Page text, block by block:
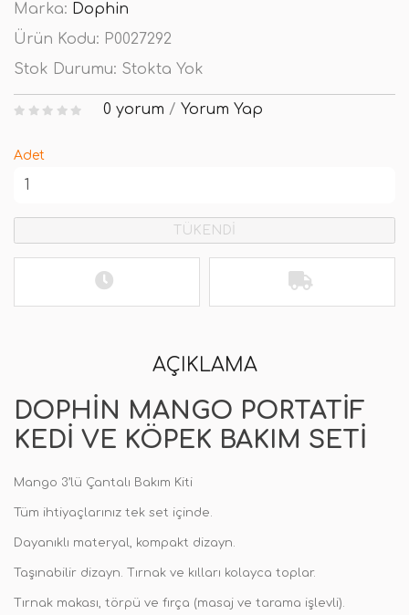
Marka: Dophin
Ürün Kodu: P0027292
Stok Durumu: Stokta Yok
0 yorum / Yorum Yap
Adet
TÜKENDİ
AÇIKLAMA
DOPHIN MANGO PORTATIF
KEDI VE KÖPEK BAKIM SETI
Mango 3’lü Çantalı Bakım Kiti
Tüm ihtiyaçlarınız tek set içinde.
Dayanıklı materyal, kompakt dizayn.
Taşınabilir dizayn. Tırnak ve kılları kolayca toplar.
Tırnak makası, törpü ve fırça (masaj ve tarama işlevli).